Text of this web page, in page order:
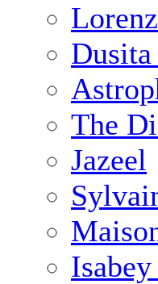
The
Jazeel